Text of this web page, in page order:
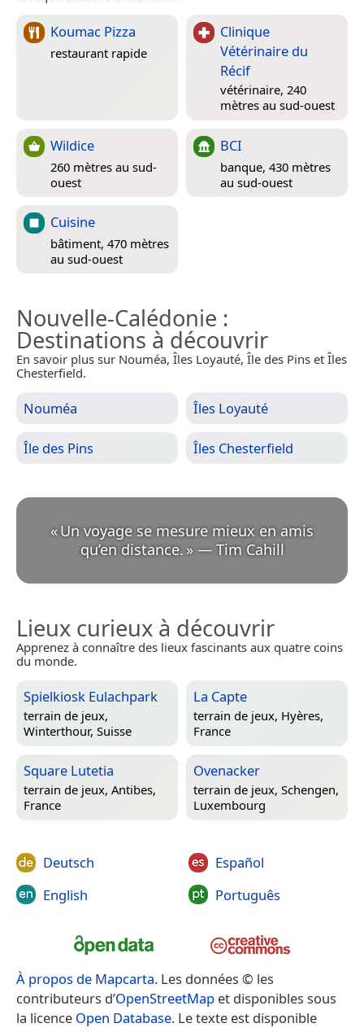
Koumac Pizza
restaurant rapide
Clinique
Vétérinaire du
Récif
vétérinaire, 240
mètres au sud-ouest
Wildice
260 mètres au sud-
ouest
BCI
banque, 430 mètres
au sud-ouest
Cuisine
bâtiment, 470 mètres
au sud-ouest
Nouvelle-Calédonie :
Destinations à découvrir
En savoir plus sur Nouméa, Îles Loyauté, Île des Pins et Îles
Chesterfield.
Nouméa Îles Loyauté
Île des Pins Îles Chesterfield
«Un voyage se mesure mieux en amis
qu’en distance. » — Tim Cahill
Lieux curieux à découvrir
Apprenez à connaître des lieux fascinants aux quatre coins
du monde.
Spielkiosk Eulachpark
terrain de jeux,
Winterthour, Suisse
La Capte
terrain de jeux, Hyères,
France
Square Lutetia
terrain de jeux, Antibes,
France
Ovenacker
terrain de jeux, Schengen,
Luxembourg
Deutsch
English
Español
Português
À propos de Mapcarta. Les données © les
contributeurs d’OpenStreetMap et disponibles sous
la licence Open Database. Le texte est disponible